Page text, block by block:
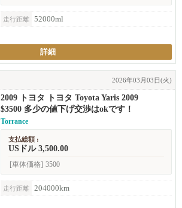
走行距離
52000ml
詳細
2026年03月03日(火)
2009 トヨタ トヨタ Toyota Yaris 2009
$3500 多少の値下げ交渉はokです！
Torrance
支払総額 :
USドル 3,500.00
[車体価格] 3500
走行距離
204000km